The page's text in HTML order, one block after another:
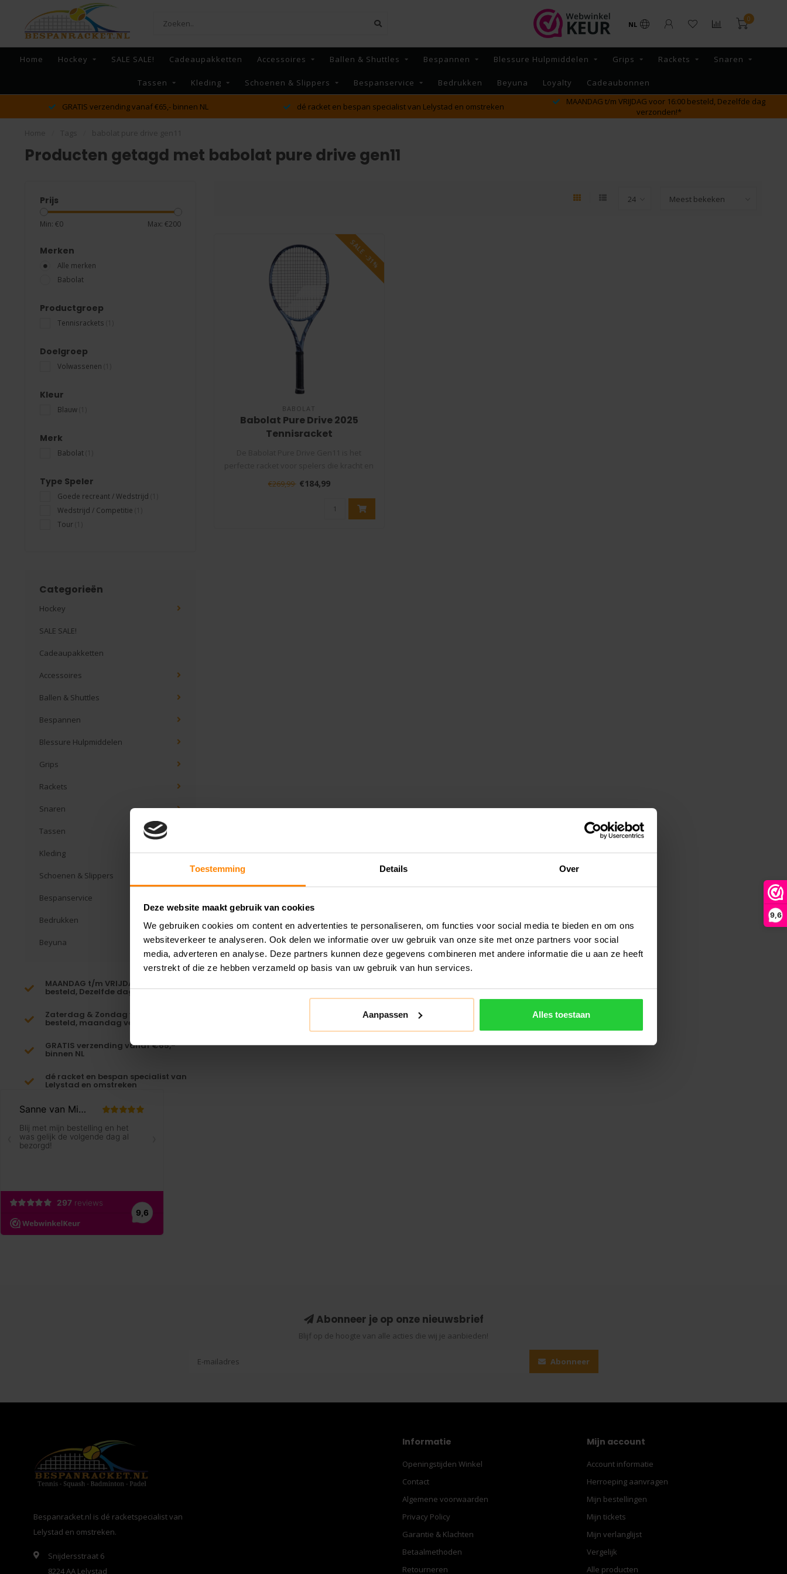
Toestemming Details Over
Deze website maakt gebruik van cookies
We gebruiken cookies om content en advertenties te personaliseren, om functies voor social media te bieden en om ons
websiteverkeer te analyseren. Ook delen we informatie over uw gebruik van onze site met onze partners voor social
media, adverteren en analyse. Deze partners kunnen deze gegevens combineren met andere informatie die u aan ze heeft
verstrekt of die ze hebben verzameld op basis van uw gebruik van hun services.
Aanpassen Alles toestaan
9,6
NL
0
Home Hockey SALE SALE! Cadeaupakketten Accessoires Ballen & Shuttles Bespannen Blessure Hulpmiddelen Grips Rackets Snaren
Tassen Kleding Schoenen & Slippers Bespanservice Bedrukken Beyuna Loyalty Cadeaubonnen
dé racket en bespan specialist van Lelystad en omstreken
MAANDAG t/m VRIJDAG voor 16:00 besteld, Dezelfde dag
verzonden!*
GRATIS verzending vanaf €65,- binnen NL
Producten getagd met babolat pure drive gen11
Prijs
Min: €0 Max: €200
Merken
Alle merken
Babolat
Productgroep
Tennisrackets
Doelgroep
Volwassenen
Kleur
Blauw
Merk
Babolat
Type Speler
Goede recreant / Wedstrijd
Wedstrijd / Competitie
Tour
Categorieën
Hockey
SALE SALE!
Cadeaupakketten
Accessoires
Ballen & Shuttles
Bespannen
Blessure Hulpmiddelen
Grips
Rackets
Snaren
Tassen
Kleding
Schoenen & Slippers
Bespanservice
Bedrukken
Beyuna
MAANDAG t/m VRIJDAG voor 16:00
besteld, Dezelfde dag verzonden!*
Zaterdag & Zondag voor 23:59
besteld, maandag verzonden!
GRATIS verzending vanaf €65,-
binnen NL
dé racket en bespan specialist van
Lelystad en omstreken
SALE -31%
BABOLAT
Babolat Pure Drive 2025
Tennisracket
ve..
€269,99 €184,99
Abonneer je op onze nieuwsbrief
Blijf op de hoogte van alle acties die wij je aanbieden!
Abonneer
Bespanracket.nl is dé racketspecialist van
Lelystad en omstreken.
Snijdersstraat 6
8224 AA Lelystad
Informatie
Openingstijden Winkel
Contact
Algemene voorwaarden
Privacy Policy
Garantie & Klachten
Betaalmethoden
Retourneren
Mijn account
Account informatie
Herroeping aanvragen
Mijn bestellingen
Mijn tickets
Mijn verlanglijst
Vergelijk
Alle producten